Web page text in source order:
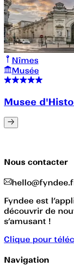
Nîmes
Musée
Musee
Nous contacter
Fyndee est
découvrir de
s’amusant !
Clique pour
Navigation